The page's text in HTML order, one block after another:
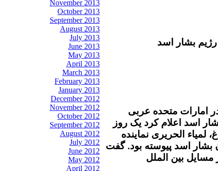
November 2013
October 2013
September 2013
August 2013
July 2013
June 2013
May 2013
April 2013
March 2013
February 2013
January 2013
December 2012
November 2012
October 2012
September 2012
August 2012
July 2012
June 2012
May 2012
April 2012
بشار اسد
امارات متحده عربی
اسد اعلام کرد يک روز
لمياء الحريری نماينده
اسد پيوسته بود. گفت
مسایل بین الملل